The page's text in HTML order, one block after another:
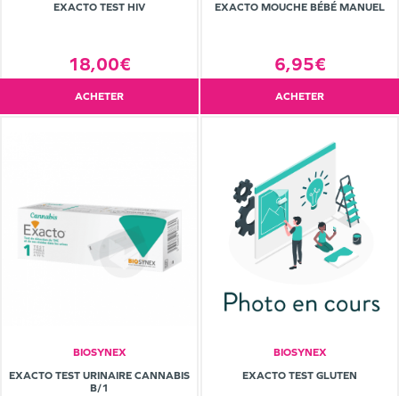
EXACTO TEST HIV
18,00€
ACHETER
EXACTO MOUCHE BÉBÉ MANUEL
6,95€
ACHETER
BIOSYNEX
EXACTO TEST URINAIRE CANNABIS
B/1
BIOSYNEX
EXACTO TEST GLUTEN